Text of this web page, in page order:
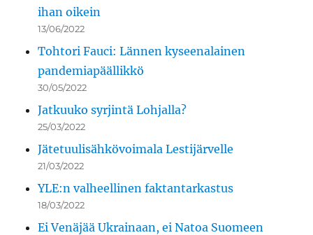
ihan oikein
13/06/2022
Tohtori Fauci: Lännen kyseenalainen
pandemiapäällikkö
30/05/2022
Jatkuuko syrjintä Lohjalla?
25/03/2022
Jätetuulisähkövoimala Lestijärvelle
21/03/2022
YLE:n valheellinen faktantarkastus
18/03/2022
Ei Venäjää Ukrainaan, ei Natoa Suomeen